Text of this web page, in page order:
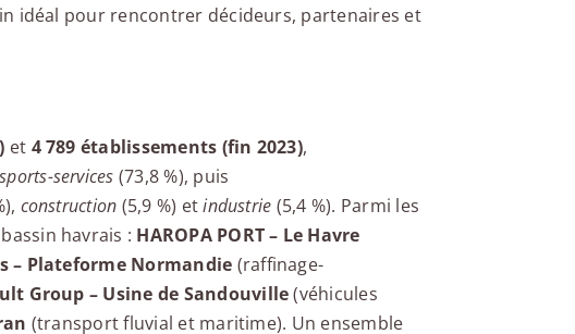
idéal pour rencontrer décideurs, partenaires et
et 4 789 établissements (fin 2023),
services (73,8 %), puis
construction (5,9 %) etindustrie (5,4 %). Parmi les
havrais : HAROPA PORT – Le Havre
– Plateforme Normandie (raffinage-
Group – Usine de Sandouville(véhicules
(transport fluvial et maritime). Un ensemble